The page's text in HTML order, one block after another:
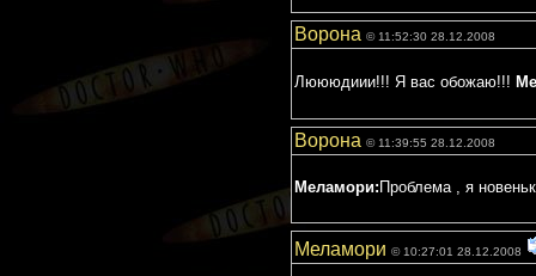
Ворона © 11:52:30 28.12.2008
Люююдиии!!! Я вас обожаю!!!
Ворона © 11:39:55 28.12.2008
Меламори: Проблема , я
Меламори © 10:27:01 28.12.2008